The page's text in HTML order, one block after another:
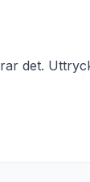
det.